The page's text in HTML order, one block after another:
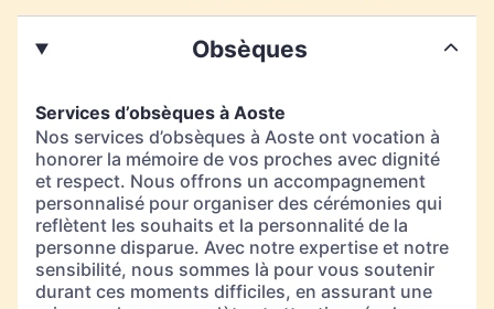
Obsèques
Services d’obsèques à Aoste
Nos services d’obsèques à Aoste ont vocation à
honorer la mémoire de vos proches avec dignité
et respect. Nous offrons un accompagnement
personnalisé pour organiser des cérémonies qui
reflètent les souhaits et la personnalité de la
personne disparue. Avec notre expertise et notre
sensibilité, nous sommes là pour vous soutenir
durant ces moments difficiles, en assurant une